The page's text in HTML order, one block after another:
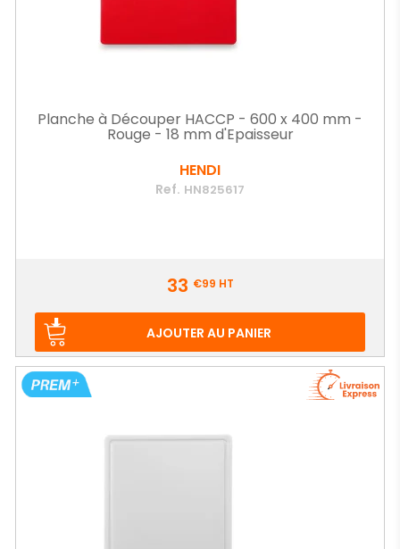
Planche à Découper HACCP - 600 x 400 mm -
Rouge - 18 mm d'Epaisseur
HENDI
Ref. HN825617
33 €99 HT
AJOUTER AU PANIER